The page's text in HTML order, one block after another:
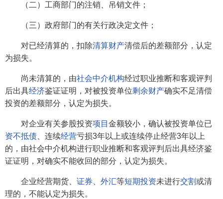
（二）工商部门的注销、吊销文件；
（三）政府部门的有关行政决定文件；
对已经清算的，扣除清算财产清偿后的差额部分，认定
为损失。
尚未清算的，由社会中介机构经过职业推断和客观评判
后出具经济鉴证证明，对被投资单位剩余财产确实不足清偿
投资的差额部分，认定为损失。
对企业有关参股投资项目 金额较小，确认被投资单位已
资不抵债 、连续经营亏损3年以上或连续停止经营3年以上
的，由社会中介机构进行职业推断和客观评判后出具经济鉴
证证明，对确实不能收回的部分，认定为损失。
企业经营期货、 证券 外汇等短期投资未进行交割或清
理的，不能认定为损失。